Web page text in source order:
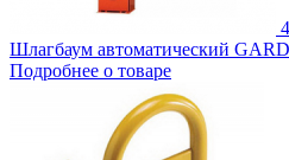
Шлагбаум автоматический
Подробнее о товаре